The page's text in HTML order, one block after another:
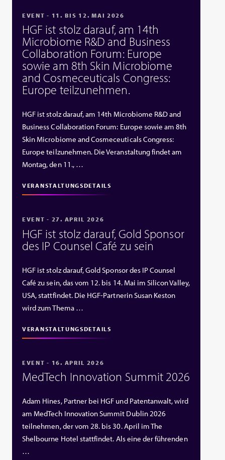
EVENT - 11. BIS 12. MAI 2026
HGF ist stolz darauf, am 14th
Microbiome R&D and Business
Collaboration Forum: Europe
sowie am 8th Skin Microbiome
and Cosmeceuticals Congress:
Europe teilzunehmen.
HGF ist stolz darauf, am 14th Microbiome R&D and
Business Collaboration Forum: Europe sowie am 8th
Skin Microbiome and Cosmeceuticals Congress:
Europe teilzunehmen. Die Veranstaltung findet am
Montag, den 11., …
VERANSTALTUNGSDETAILS
EVENT - 27. APRIL 2026
HGF ist stolz darauf, Gold Sponsor
des IP Counsel Café zu sein
HGF ist stolz darauf, Gold Sponsor des IP Counsel
Café zu sein, das vom 12. bis 14. Mai im Silicon Valley,
USA, stattfindet. Die HGF‑Partnerin Susan Keston
wird zum Thema …
VERANSTALTUNGSDETAILS
EVENT - 16. APRIL 2026
MedTech Innovation Summit 2026
Adam Hines, Partner bei HGF und Patentanwalt, wird
am MedTech Innovation Summit Dublin 2026
teilnehmen, der vom 28. bis 30. April im The
Shelbourne Hotel stattfindet. Als eine der führenden
…